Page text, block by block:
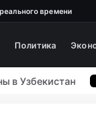
времени
Политика